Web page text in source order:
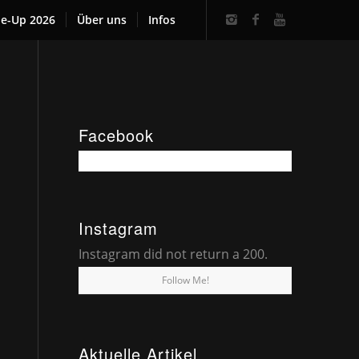
Up 2026 Über uns Infos
Facebook
Instagram
Instagram did not return a 200.
Follow Me!
Aktuelle Artikel